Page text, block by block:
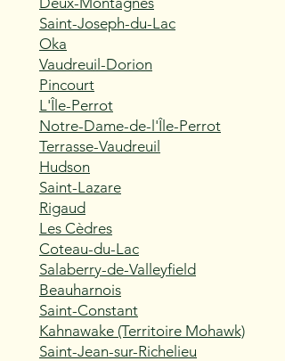
Saint-Joseph-du-Lac
Oka
Vaudreuil-Dorion
Pincourt
L'Île-Perrot
Notre-Dame-de-l'Île-Perrot
Terrasse-Vaudreuil
Hudson
Saint-Lazare
Rigaud
Les Cèdres
Coteau-du-Lac
Salaberry-de-Valleyfield
Beauharnois
Saint-Constant
Kahnawake (Territoire Mohawk)
Saint-Jean-sur-Richelieu